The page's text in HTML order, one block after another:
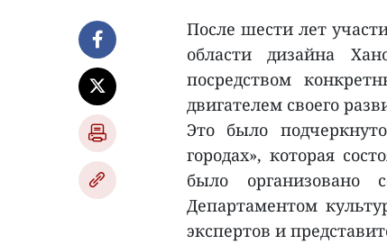
После шести лет
области дизайна
посредством
двигателем своего
Это было
городах», которая
было
Департаментом
экспертов и